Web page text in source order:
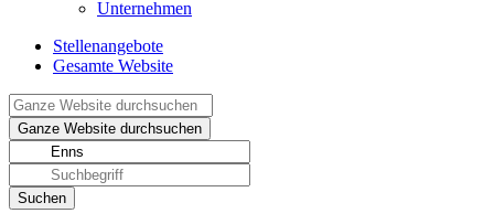
Unternehmen
Stellenangebote
Gesamte Website